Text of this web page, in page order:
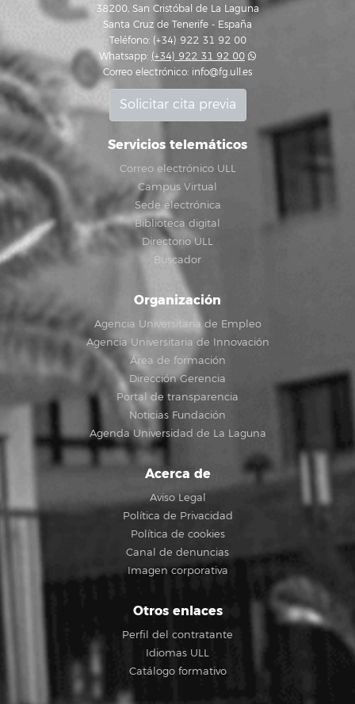
38200, San Cristóbal de La Laguna
Santa Cruz de Tenerife - España
Teléfono: (+34) 922 31 92 00
Whatsapp: (+34) 922 31 92 00
Correo electrónico: info@fg.ull.es
Solicitar cita previa
Servicios telemáticos
Correo electrónico ULL
Campus Virtual
Sede electrónica
Biblioteca digital
Directorio ULL
Buscador
Organización
Agencia Universitaria de Empleo
Agencia Universitaria de Innovación
Área de formación
Dirección Gerencia
Portal de transparencia
Noticias Fundación
Agenda Universidad de La Laguna
Acerca de
Aviso Legal
Política de Privacidad
Política de cookies
Canal de denuncias
Imagen corporativa
Otros enlaces
Perfil del contratante
Idiomas ULL
Catálogo formativo